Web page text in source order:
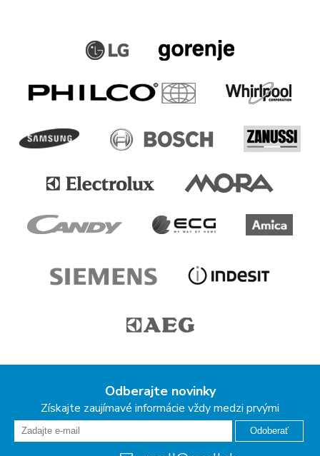
Odberajte novinky
Získajte zaujímavé informácie vždy medzi prvými
Odoberať